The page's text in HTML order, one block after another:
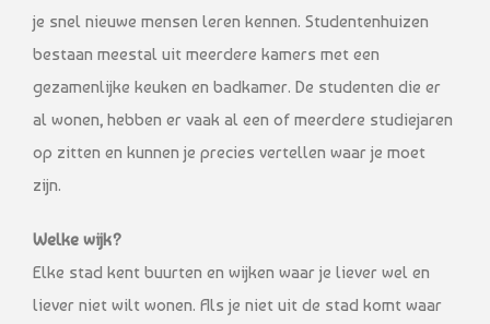
je snel nieuwe mensen leren kennen. Studentenhuizen
bestaan meestal uit meerdere kamers met een
gezamenlijke keuken en badkamer. De studenten die er
al wonen, hebben er vaak al een of meerdere studiejaren
op zitten en kunnen je precies vertellen waar je moet
zijn.
Welke wijk?
Elke stad kent buurten en wijken waar je liever wel en
liever niet wilt wonen. Als je niet uit de stad komt waar